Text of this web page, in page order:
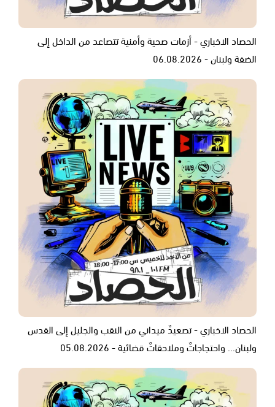
الحصاد الاخباري - أزمات صحية وأمنية تتصاعد من الداخل إلى
الضفة ولبنان - 06.08.2026
الحصاد الاخباري - تصعيدٌ ميداني من النقب والجليل إلى القدس
ولبنان... واحتجاجاتٌ وملاحقاتٌ قضائية - 05.08.2026